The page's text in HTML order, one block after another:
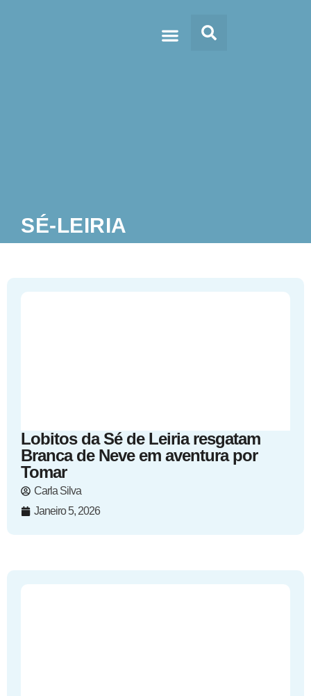
SÉ-LEIRIA
Lobitos da Sé de Leiria resgatam
Branca de Neve em aventura por
Tomar
Carla Silva
Janeiro 5, 2026